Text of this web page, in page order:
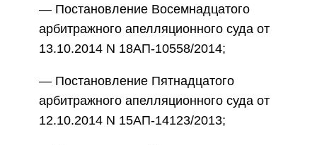
— Постановление Восемнадцатого
арбитражного апелляционного суда от
13.10.2014 N 18АП-10558/2014;
— Постановление Пятнадцатого
арбитражного апелляционного суда от
12.10.2014 N 15АП-14123/2013;